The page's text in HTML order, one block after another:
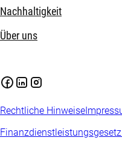
Nachhaltigkeit
Über uns
Rechtliche Hinweise
Finanzdienstleistungsgesetz